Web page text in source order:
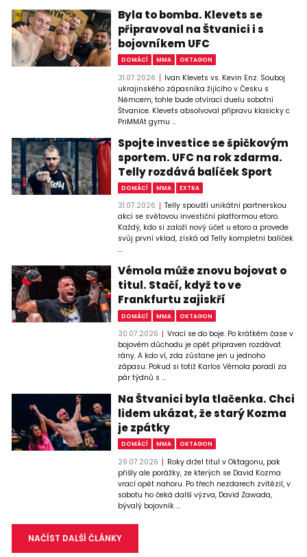
Byla to bomba. Klevets se
připravoval na Štvanici i s
bojovníkem UFC
DOMÁCÍ MMA OKTAGON
31.07.2026
Ivan Klevets vs. Kevin Enz. Souboj
ukrajinského zápasníka žijícího v Česku s
Němcem, tohle bude otvírací duelu sobotní
Štvanice. Klevets absolvoval přípravu klasicky c
PriMMAt gymu ...
Spojte investice se špičkovým
sportem. UFC na rok zdarma.
Telly rozdává balíček Sport
DOMÁCÍ MMA EXTRA
31.07.2026
Telly spouští unikátní partnerskou
akci se světovou investiční platformou etoro.
Každý, kdo si založí nový účet u etoro a provede
svůj první vklad, získá od Telly kompletní balíček
...
Vémola může znovu bojovat o
titul. Stačí, když to ve
Frankfurtu zajiskří
DOMÁCÍ MMA OKTAGON
30.07.2026
Vrací se do boje. Po krátkém čase v
bojovém důchodu je opět připraven rozdávat
rány. A kdo ví, zda zůstane jen u jednoho
zápasu. Pokud si totiž Karlos Vémola poradí za
pár týdnů s ...
Na Štvanici byla tlačenka. Chci
lidem ukázat, že starý Kozma
je zpátky
DOMÁCÍ MMA OKTAGON
29.07.2026
Roky držel titul v Oktagonu, pak
přišly ale porážky, ze kterých se David Kozma
vrací opět nahoru. Po třech nezdarech zvítězil, v
sobotu ho čeká další výzva, David Zawada,
bývalý bojovník ...
NAČÍST DALŠÍ ČLÁNKY